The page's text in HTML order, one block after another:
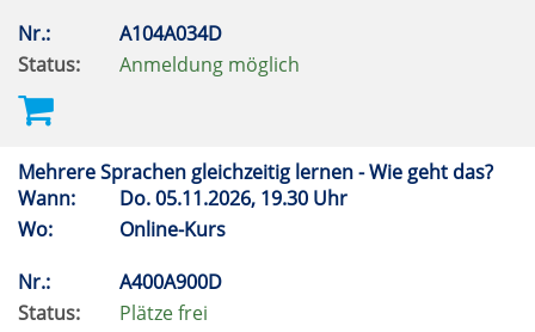
Nr.:
A104A034D
Status:
Anmeldung möglich
Mehrere Sprachen gleichzeitig lernen - Wie geht das?
Wann:
Do.05.11.2026, 19.30 Uhr
Wo:
Online-Kurs
Nr.:
A400A900D
Status:
Plätze frei